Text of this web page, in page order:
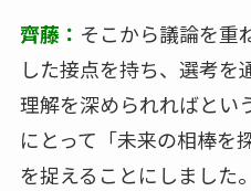
齊藤： そこから議論を重
した接点を持ち、選考を
理解を深められればとい
にとって「未来の相棒を
を捉えることにしました。